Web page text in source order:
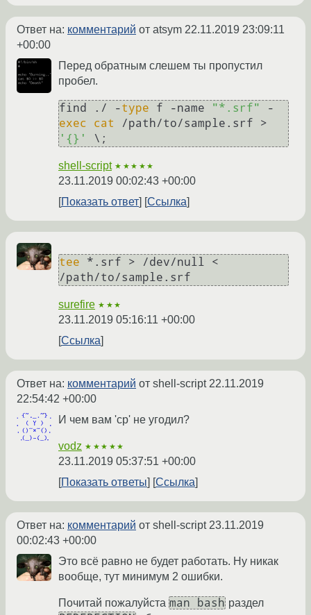
Ответ на: комментарий от atsym 22.11.2019 23:09:11
+00:00
Перед обратным слешем ты пропустил
пробел.
find ./ -type f -name "*.srf"
-
exec
cat
'{}'
shell-script ★★★★★
23.11.2019 00:02:43 +00:00
Показать ответ
Ссылка
tee *.srf > /dev/null <
surefire ★★★
23.11.2019 05:16:11 +00:00
Ссылка
Ответ на: комментарий от shell-script22.11.2019
22:54:42 +00:00
И чем вам 'cp' не угодил?
vodz ★★★★★
23.11.2019 05:37:51 +00:00
Показать ответы
Ссылка
Ответ на: комментарий от shell-script23.11.2019
00:02:43 +00:00
Это всё равно не будет работать. Ну никак
вообще, тут минимум 2 ошибки.
Почитай пожалуйста man bash раздел